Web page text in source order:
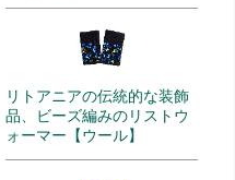
リトアニアの伝統的な装飾
品、ビーズ編みのリストウ
ォーマー【ウール】